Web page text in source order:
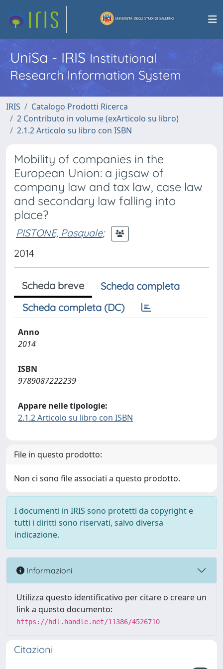
UniSa - IRISInstitutional
Research Information System
IRIS
Catalogo Prodotti Ricerca
2 Contributo in volume (exArticolo su libro)
2.1.2 Articolo su libro con ISBN
Mobility of companies in the
European Union: a jigsaw of
company law and tax law, case law
and secondary law falling into
place?
PISTONE, Pasquale;
2014
Scheda breve
Scheda completa
Scheda completa (DC)
Anno
2014
ISBN
9789087222239
Appare nelle tipologie:
2.1.2 Articolo su libro con ISBN
File in questo prodotto:
Non ci sono file associati a questo prodotto.
I documenti in IRIS sono protetti da copyright e
tutti i diritti sono riservati, salvo diversa
indicazione.
Informazioni
Utilizza questo identificativo per citare o creare un
link a questo documento:
https://hdl.handle.net/11386/4526710
Citazioni